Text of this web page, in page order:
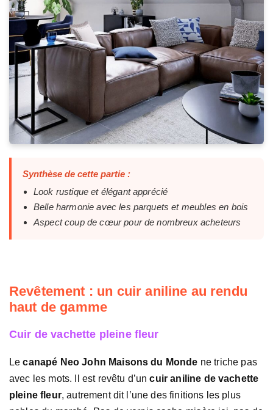
Synthèse de cette partie :
Look rustique et élégant apprécié
Belle harmonie avec les parquets et meubles en bois
Aspect coup de cœur pour de nombreux acheteurs
Revêtement : un cuir aniline au rendu
haut de gamme
Cuir de vachette pleine fleur
Lecanapé Neo John Maisons du Monde ne triche pas
avec les mots. Il est revêtu d’uncuir aniline de vachette
pleine fleur, autrement dit l’une des finitions les plus